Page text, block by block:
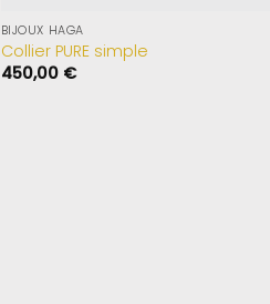
BIJOUX HAGA
Collier PURE simple
450,00 €